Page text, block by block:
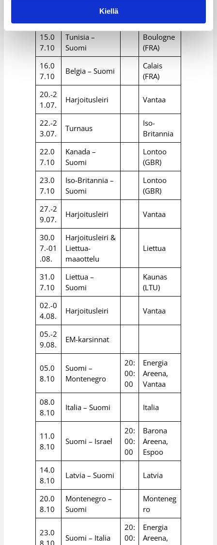
Kiellä
15.0
7.10
Tunisia –
Suomi
Boulogne
(FRA)
16.0
7.10
Belgia – Suomi
Calais
(FRA)
20.-2
1.07.
Harjoitusleiri Vantaa
22.-2
3.07.
Turnaus
Iso-
Britannia
22.0
7.10
Kanada –
Suomi
Lontoo
(GBR)
23.0
7.10
Iso-Britannia –
Suomi
Lontoo
(GBR)
27.-2
9.07.
Harjoitusleiri Vantaa
30.0
7.-01
.08.
Harjoitusleiri &
Liettua-
maaottelu
Liettua
31.0
7.10
Liettua –
Suomi
Kaunas
(LTU)
02.-0
4.08.
Harjoitusleiri Vantaa
05.-2
9.08.
EM-karsinnat
05.0
8.10
Suomi –
Montenegro
20:
00:
00
Energia
Areena,
Vantaa
08.0
8.10
Italia – Suomi Italia
11.0
8.10
Suomi – Israel
20:
00:
00
Barona
Areena,
Espoo
14.0
8.10
Latvia – Suomi Latvia
20.0
8.10
Montenegro –
Suomi
Monteneg
ro
23.0
8.10
Suomi – Italia
20:
00:
Energia
Areena,